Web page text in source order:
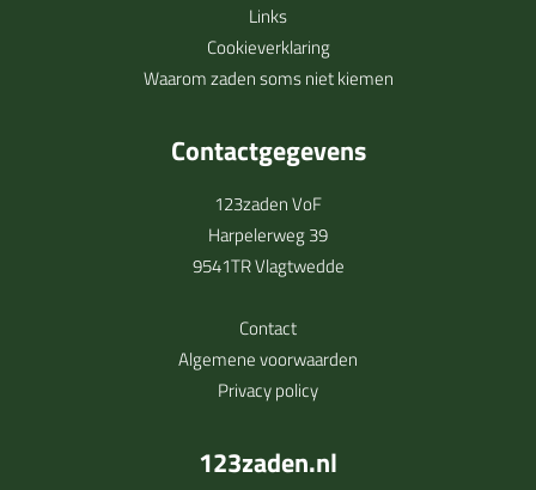
Links
Cookieverklaring
Waarom zaden soms niet kiemen
Contactgegevens
123zaden VoF
Harpelerweg 39
9541TR Vlagtwedde
Contact
Algemene voorwaarden
Privacy policy
123zaden.nl